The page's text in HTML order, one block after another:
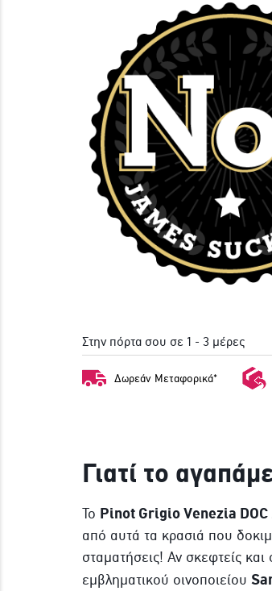
Στην πόρτα σου σε 1 - 3 μέρες
Δωρεάν Μεταφορικά*
Γιατί το
Το Pinot Grigio Venezia DOC
από αυτά τα κρασιά που
σταματήσεις! Αν σκεφτείς
εμβληματικού οινοποιείου